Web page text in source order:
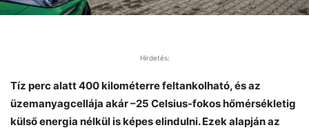
Hirdetés:
Tíz perc alatt 400 kilométerre feltankolható, és az
üzemanyagcellája akár –25 Celsius-fokos hőmérsékletig
külső energia nélkül is képes elindulni. Ezek alapján az